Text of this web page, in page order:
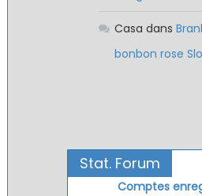
Casa dans
bonbon rose
Stat. Forum
Comptes